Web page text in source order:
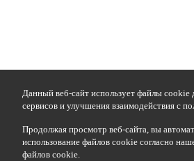
Данный веб-сайт использует файлы cookie
сервисов и улучшения взаимодействия с
Продолжая просмотр веб-сайта, вы
использование файлов cookie согласно
файлов cookie.